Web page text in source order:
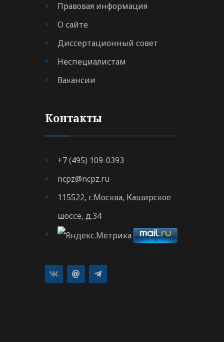
Правовая информация
О сайте
Диссертационный совет
Неспециалистам
Вакансии
Контакты
+7 (495) 109-0393
ncpz@ncpz.ru
115522, г.Москва, Каширское
шоссе, д.34